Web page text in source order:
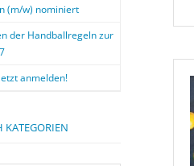
(m/w) nominiert
der Handballregeln zur
anmelden!